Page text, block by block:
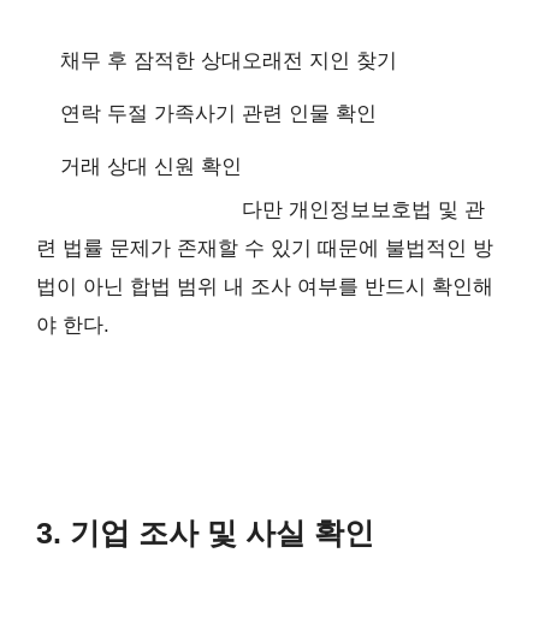
채무 후 잠적한 상대 오래전 지인 찾기
연락 두절 가족사기 관련 인물 확인
거래 상대 신원 확인
다만 개인정보보호법 및 관
련 법률 문제가 존재할 수 있기 때문에 불법적인 방
법이 아닌 합법 범위 내 조사 여부를 반드시 확인해
야 한다.
3. 기업 조사 및 사실 확인